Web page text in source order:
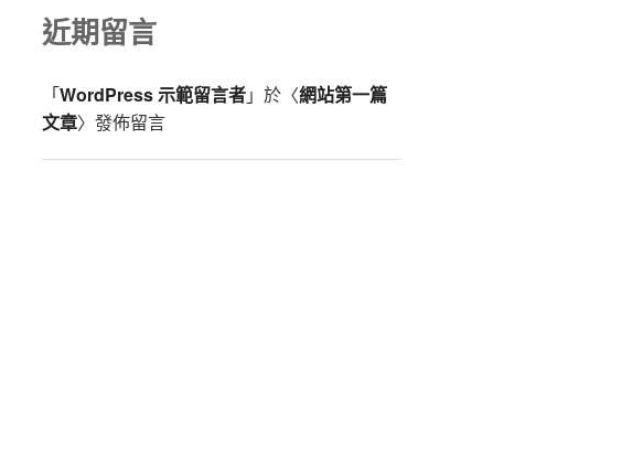
近期留言
「WordPress 示範留言者」於〈網站第一篇
文章〉發佈留言